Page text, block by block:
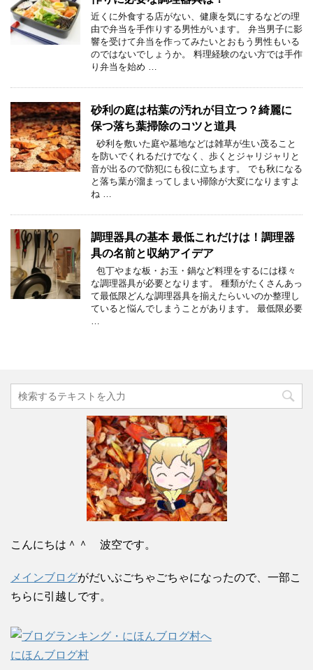
近くに外食する店がない、健康を気にするなどの理
由で弁当を手作りする男性がいます。 弁当男子に影
響を受けて弁当を作ってみたいとおもう男性もいる
のではないでしょうか。 料理経験のない方では手作
り弁当を始め …
砂利の庭は枯葉の汚れが目立つ？綺麗に
保つ落ち葉掃除のコツと道具
砂利を敷いた庭や墓地などは雑草が生い茂ること
を防いでくれるだけでなく、歩くとジャリジャリと
音が出るので防犯にも役に立ちます。 でも秋になる
と落ち葉が溜まってしまい掃除が大変になりますよ
ね …
調理器具の基本 最低これだけは！調理器
具の名前と収納アイデア
包丁やまな板・お玉・鍋など料理をするには様々
な調理器具が必要となります。 種類がたくさんあっ
て最低限どんな調理器具を揃えたらいいのか整理し
ていると悩んでしまうことがあります。 最低限必要
こんにちは＾＾ 波空です。
メインブログがだいぶごちゃごちゃになったので、一部こ
ちらに引越しです。
にほんブログ村